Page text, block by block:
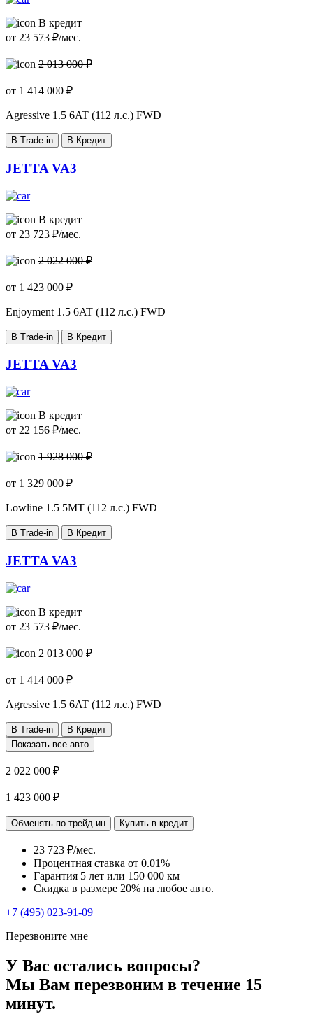
В кредит
от 23 573 ₽/мес.
2 013 000 ₽
от 1 414 000 ₽
Agressive 1.5 6AT (112 л.с.) FWD
В Trade-in В Кредит
JETTA VA3
В кредит
от 23 723 ₽/мес.
2 022 000 ₽
от 1 423 000 ₽
Enjoyment 1.5 6AT (112 л.с.) FWD
В Trade-in В Кредит
JETTA VA3
В кредит
от 22 156 ₽/мес.
1 928 000 ₽
от 1 329 000 ₽
Lowline 1.5 5MT (112 л.с.) FWD
В Trade-in В Кредит
JETTA VA3
В кредит
от 23 573 ₽/мес.
2 013 000 ₽
от 1 414 000 ₽
Agressive 1.5 6AT (112 л.с.) FWD
В Trade-in
В Кредит
Показать все авто
2 022 000 ₽
1 423 000 ₽
Обменять по трейд-ин Купить в кредит
23 723 ₽/мес.
Процентная ставка от 0.01%
Гарантия 5 лет или 150 000 км
Скидка в размере 20% на любое авто.
+7 (495) 023-91-09
Перезвоните мне
У Вас остались вопросы?
Мы Вам перезвоним в течение 15
минут.